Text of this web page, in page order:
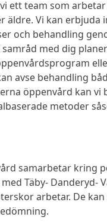
ett team som
äldre. Vi kan erbjuda
och behandling
med dig
avse behandling
öppenvård kan vi
metoder
samarbetar kring
Täby- Danderyd-
arbetar. De